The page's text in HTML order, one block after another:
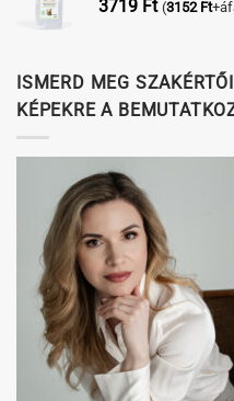
3719 Ft (3152 Ft
ISMERD MEG
KÉPEKRE A